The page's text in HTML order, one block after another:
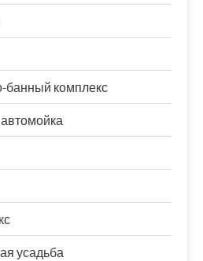
банный комплекс
усадьба